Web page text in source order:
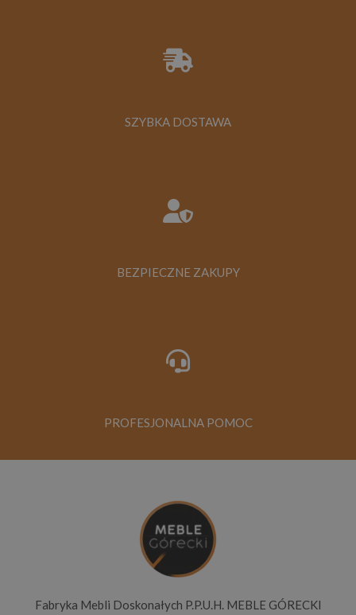
SZYBKA DOSTAWA
BEZPIECZNE ZAKUPY
PROFESJONALNA POMOC
Fabryka Mebli Doskonałych P.P.U.H. MEBLE GÓRECKI